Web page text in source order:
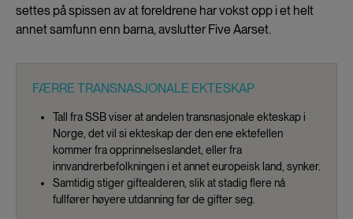
settes på spissen av at foreldrene har vokst opp i et helt
annet samfunn enn barna, avslutter Five Aarset.
FÆRRE TRANSNASJONALE EKTESKAP
Tall fra SSB viser at andelen transnasjonale ekteskap i
Norge, det vil si ekteskap der den ene ektefellen
kommer fra opprinnelseslandet, eller fra
innvandrerbefolkningen i et annet europeisk land, synker.
Samtidig stiger giftealderen, slik at stadig flere nå
fullfører høyere utdanning før de gifter seg.